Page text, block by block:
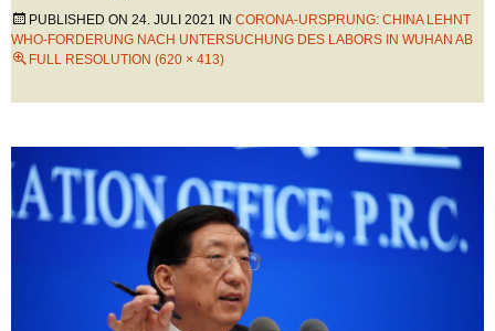
PUBLISHED ON 24. JULI 2021 IN CORONA-URSPRUNG: CHINA LEHNT
WHO-FORDERUNG NACH UNTERSUCHUNG DES LABORS IN WUHAN AB
FULL RESOLUTION (620 × 413)